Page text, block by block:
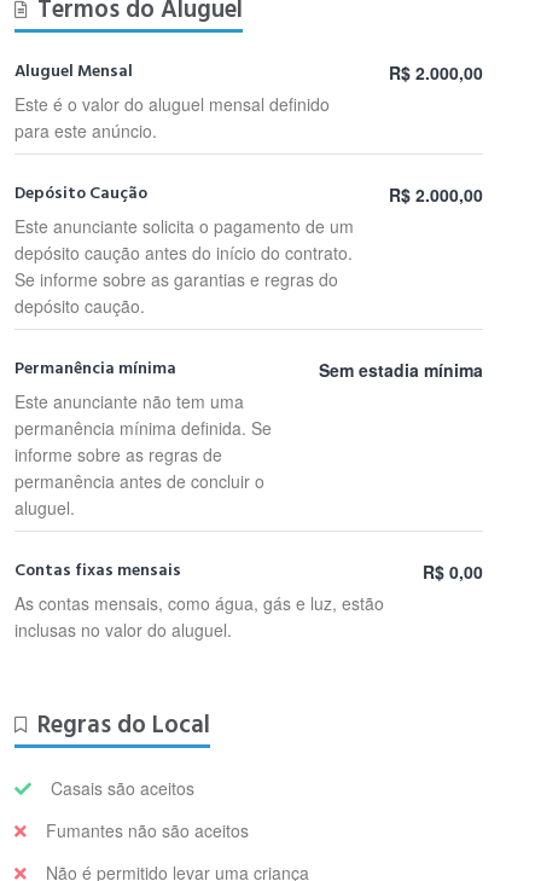
Termos do Aluguel
Aluguel Mensal
Este é o valor do aluguel mensal definido
para este anúncio.
R$ 2.000,00
Depósito Caução
Este anunciante solicita o pagamento de um
depósito caução antes do início do contrato.
Se informe sobre as garantias e regras do
depósito caução.
R$ 2.000,00
Permanência mínima
Este anunciante não tem uma
permanência mínima definida. Se
informe sobre as regras de
permanência antes de concluir o
aluguel.
Sem estadia mínima
Contas fixas mensais
As contas mensais, como água, gás e luz, estão
inclusas no valor do aluguel.
R$ 0,00
Regras do Local
Casais são aceitos
Fumantes não são aceitos
Não é permitido levar uma criança